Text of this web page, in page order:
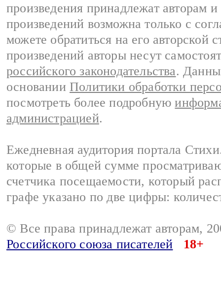
произведения принадлежат авторам
произведений возможна только с
можете обратиться на его авторской
произведений авторы несут
российского законодательства.
основании Политики обработки
посмотреть более подробную
администрацией.
Ежедневная аудитория портала
которые в общей сумме
счетчика посещаемости, который
графе указано по две цифры:
© Все права принадлежат авторам,
Российского союза писателей
18+